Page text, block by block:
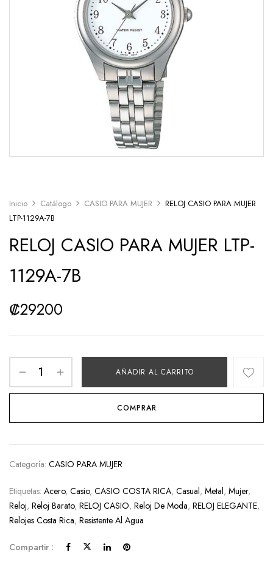
Inicio Catálogo CASIO PARA MUJER
RELOJ CASIO PARA MUJER
LTP-1129A-7B
RELOJ CASIO PARA MUJER LTP-
1129A-7B
₡29200
AÑADIR AL CARRITO
COMPRAR
Categoría: CASIO PARA MUJER
Etiquetas: Acero, Casio, CASIO COSTA RICA, Casual, Metal, Mujer,
Reloj, Reloj Barato, RELOJ CASIO, Reloj De Moda, RELOJ ELEGANTE,
Relojes Costa Rica, Resistente Al Agua
Compartir :